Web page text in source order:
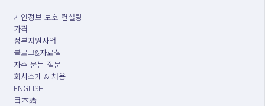
개인정보 보호 컨설팅
가격
정부지원사업
블로그&자료실
자주 묻는 질문
회사소개 & 채용
ENGLISH
日本語